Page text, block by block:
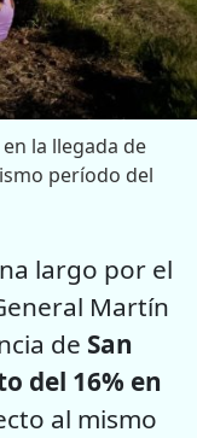
la llegada de
período del
largo por el
Martín
de San
del 16% en
al mismo